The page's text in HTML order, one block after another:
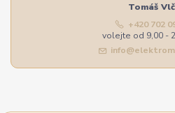
Tomáš
+420 702
volejte od 9,00 -